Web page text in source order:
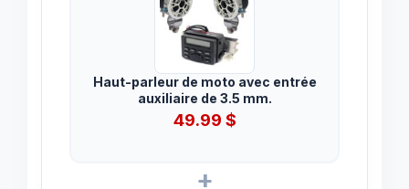
Haut-parleur de moto avec entrée
auxiliaire de 3.5 mm.
49.99 $
+